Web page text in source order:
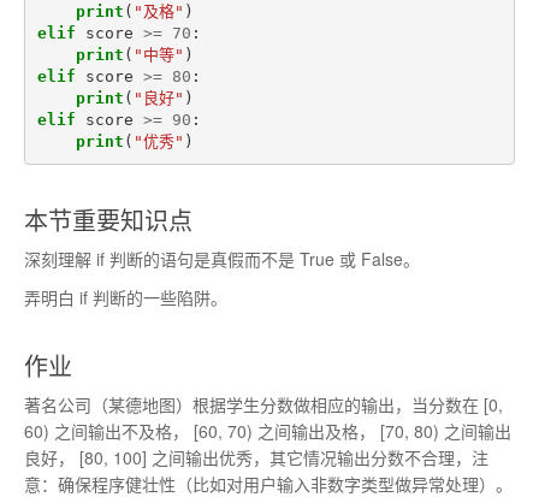
print ( "及格" )
elif
score >= 70 :
print ( "中等" )
elif
score >= 80 :
print ( "良好" )
elif
score >= 90 :
print ( "优秀" )
本节重要知识点
深刻理解 if 判断的语句是真假而不是 True 或 False。
弄明白 if 判断的一些陷阱。
作业
著名公司（某德地图）根据学生分数做相应的输出，当分数在 [0,
60) 之间输出不及格， [60, 70) 之间输出及格， [70, 80) 之间输出
良好， [80, 100] 之间输出优秀，其它情况输出分数不合理，注
意：确保程序健壮性（比如对用户输入非数字类型做异常处理）。